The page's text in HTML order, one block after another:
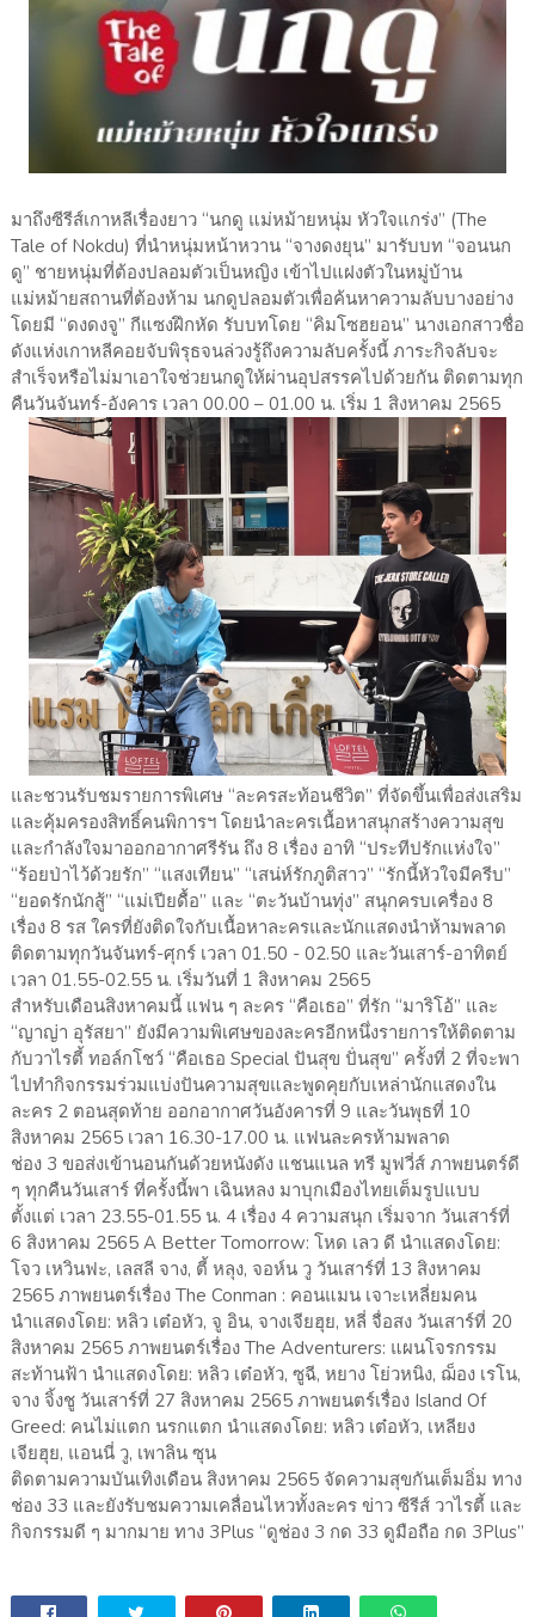
มาถึงซีรีส์เกาหลีเรื่องยาว “นกดู แม่หม้ายหนุ่ม หัวใจแกร่ง” (The
Tale of Nokdu) ที่นำหนุ่มหน้าหวาน “จางดงยุน” มารับบท “จอนนก
ดู” ชายหนุ่มที่ต้องปลอมตัวเป็นหญิง เข้าไปแฝงตัวในหมู่บ้าน
แม่หม้ายสถานที่ต้องห้าม นกดูปลอมตัวเพื่อค้นหาความลับบางอย่าง
โดยมี “ดงดงจู” กีแซงฝึกหัด รับบทโดย “คิมโซฮยอน” นางเอกสาวชื่อ
ดังแห่งเกาหลีคอยจับพิรุธจนล่วงรู้ถึงความลับครั้งนี้ ภาระกิจลับจะ
สำเร็จหรือไม่มาเอาใจช่วยนกดูให้ผ่านอุปสรรคไปด้วยกัน ติดตามทุก
คืนวันจันทร์-อังคาร เวลา 00.00 – 01.00 น. เริ่ม 1 สิงหาคม 2565
และชวนรับชมรายการพิเศษ “ละครสะท้อนชีวิต” ที่จัดขึ้นเพื่อส่งเสริม
และคุ้มครองสิทธิ์คนพิการฯ โดยนำละครเนื้อหาสนุกสร้างความสุข
และกำลังใจมาออกอากาศรีรัน ถึง 8 เรื่อง อาทิ “ประทีปรักแห่งใจ”
“ร้อยป่าไว้ด้วยรัก” “แสงเทียน” “เสน่ห์รักภูติสาว” “รักนี้หัวใจมีครีบ”
“ยอดรักนักสู้” “แม่เปียดื้อ” และ “ตะวันบ้านทุ่ง” สนุกครบเครื่อง 8
เรื่อง 8 รส ใครที่ยังติดใจกับเนื้อหาละครและนักแสดงนำห้ามพลาด
ติดตามทุกวันจันทร์-ศุกร์ เวลา 01.50 - 02.50 และวันเสาร์-อาทิตย์
เวลา 01.55-02.55 น. เริ่มวันที่ 1 สิงหาคม 2565
สำหรับเดือนสิงหาคมนี้ แฟน ๆ ละคร “คือเธอ” ที่รัก “มาริโอ้” และ
“ญาญ่า อุรัสยา” ยังมีความพิเศษของละครอีกหนึ่งรายการให้ติดตาม
กับวาไรตี้ ทอล์กโชว์ “คือเธอ Special ปันสุข ปั่นสุข” ครั้งที่ 2 ที่จะพา
ไปทำกิจกรรมร่วมแบ่งปันความสุขและพูดคุยกับเหล่านักแสดงใน
ละคร 2 ตอนสุดท้าย ออกอากาศวันอังคารที่ 9 และวันพุธที่ 10
สิงหาคม 2565 เวลา 16.30-17.00 น. แฟนละครห้ามพลาด
​ช่อง 3 ขอส่งเข้านอนกันด้วยหนังดัง แชนแนล ทรี มูฟวี่ส์ ภาพยนตร์ดี
ๆ ทุกคืนวันเสาร์ ที่ครั้งนี้พา เฉินหลง มาบุกเมืองไทยเต็มรูปแบบ
ตั้งแต่ เวลา 23.55-01.55 น. 4 เรื่อง 4 ความสนุก เริ่มจาก วันเสาร์ที่
6 สิงหาคม 2565 A Better Tomorrow: โหด เลว ดี นำแสดงโดย:
โจว เหวินฟะ, เลสลี จาง, ตี้ หลุง, จอห์น วู วันเสาร์ที่ 13 สิงหาคม
2565 ภาพยนตร์เรื่อง The Conman : คอนแมน เจาะเหลี่ยมคน
นำแสดงโดย: หลิว เต๋อหัว, จู อิน, จางเจียฮุย, หลี่ จื่อสง วันเสาร์ที่ 20
สิงหาคม 2565 ภาพยนตร์เรื่อง The Adventurers: แผนโจรกรรม
สะท้านฟ้า นำแสดงโดย: หลิว เต๋อหัว, ซูฉี, หยาง โย่วหนิง, ฌ็อง เรโน,
จาง จิ้งชู วันเสาร์ที่ 27 สิงหาคม 2565 ภาพยนตร์เรื่อง Island Of
Greed: คนไม่แตก นรกแตก นำแสดงโดย: หลิว เต๋อหัว, เหลียง
เจียฮุย, แอนนี่ วู, เพาลิน ซุน
​ติดตามความบันเทิงเดือน สิงหาคม 2565 จัดความสุขกันเต็มอิ่ม ทาง
ช่อง 33 และยังรับชมความเคลื่อนไหวทั้งละคร ข่าว ซีรีส์ วาไรตี้ และ
กิจกรรมดี ๆ มากมาย ทาง 3Plus “ดูช่อง 3 กด 33 ดูมือถือ กด 3Plus”